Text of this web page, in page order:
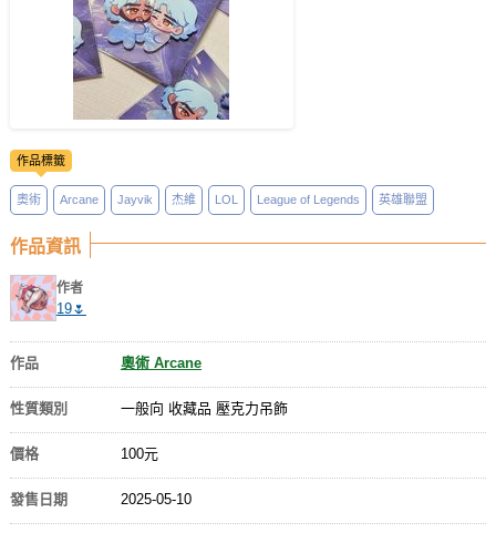
登入
作品標籤
奧術 Arcane Jayvik 杰維 LOL League of Legends 英雄聯盟
作品資訊
作者
19🌷
作品 奧術 Arcane
性質類別 一般向 收藏品 壓克力吊飾
價格 100元
發售日期 2025-05-10